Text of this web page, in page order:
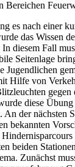
Bereichen
es nach einer
das Wissen
diesem Fall
Seitenlage
Jugendlichen
Hilfe von
gegen
diese
An der nächsten
bekannten
beiden
Zunächst